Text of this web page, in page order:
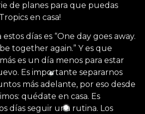
de planes para que puedas
en casa!
días es “One day goes away.
together again.” Y es que
es un día menos para estar
Es importante separarnos
más adelante, por eso desde
quédate en casa. Es
días seguir una rutina. Los